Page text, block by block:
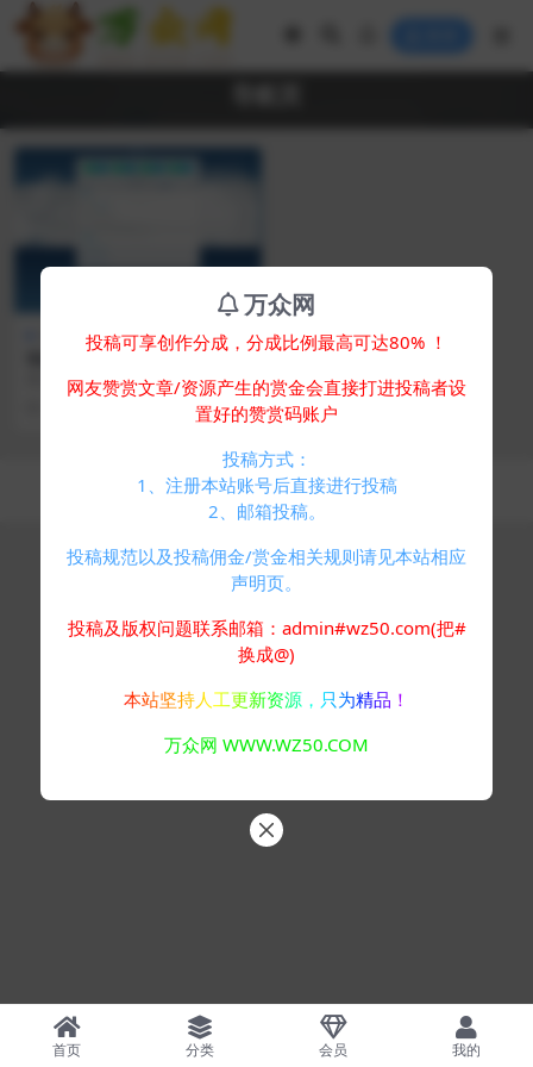
免费专区 其他源码
动态云背景导航页源码
简介： 动态云背景导航页源码 图
0
Copyright © 2024万众网- All rights reserved
浙ICP备05025058号-4
首页 分类 会员 我的
万众网
投稿可享创作分成，分成比例最高可达80% ！
网友赞赏文章/资源产生的赏金会直接打进投稿者设
置好的赞赏码账户
投稿方式：
1、注册本站账号后直接进行投稿
2、邮箱投稿。
投稿规范以及投稿佣金/赏金相关规则请见本站相应
声明页。
投稿及版权问题联系邮箱：admin#wz50.com(把#
换成@)
本站坚持人工更新资源，只为精品！
万众网 WWW.WZ50.COM